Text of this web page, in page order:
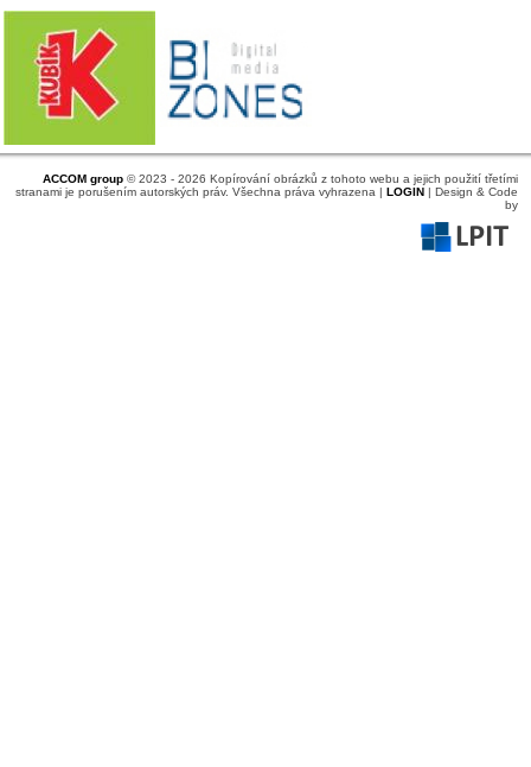
ACCOM group© 2023 - 2026 Kopírování obrázků z tohoto webu a jejich použití třetími
stranami je porušením autorských práv. Všechna práva vyhrazena | LOGIN| Design & Code
by